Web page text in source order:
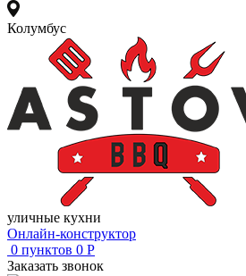
Колумбус
уличные кухни
Онлайн-конструктор
0 пунктов 0 Р
Заказать звонок